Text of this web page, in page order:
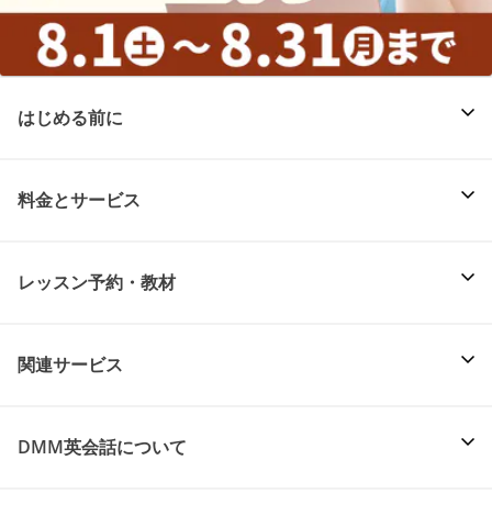
はじめる前に
料金とサービス
レッスン予約・教材
関連サービス
DMM英会話について